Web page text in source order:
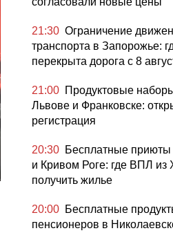
21:30 Ограничение
транспорта в Запорожье:
перекрыта дорога с 8
21:00 Продуктовые
Львове и Франковске:
регистрация
20:30 Бесплатные
и Кривом Роге: где ВПЛ из
получить жилье
20:00 Бесплатные
пенсионеров в